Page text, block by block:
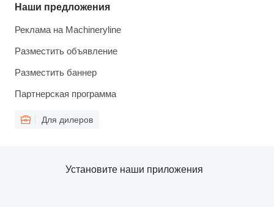
Наши предложения
Реклама на Machineryline
Разместить объявление
Разместить баннер
Партнерская программа
Для дилеров
Установите наши приложения